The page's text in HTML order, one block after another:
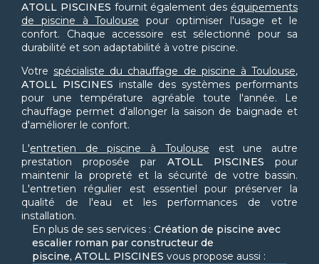
ATOLL PISCINES fournit également des équipements
de piscine à Toulouse pour optimiser l'usage et le
confort. Chaque accessoire est sélectionné pour sa
durabilité et son adaptabilité à votre piscine.
Votre spécialiste du chauffage de piscine à Toulouse,
ATOLL PISCINES installe des systèmes performants
pour une température agréable toute l'année. Le
chauffage permet d'allonger la saison de baignade et
d'améliorer le confort.
L'entretien de piscine à Toulouse est une autre
prestation proposée par ATOLL PISCINES pour
maintenir la propreté et la sécurité de votre bassin.
L'entretien régulier est essentiel pour préserver la
qualité de l'eau et les performances de votre
installation.
En plus de ses services : Création de piscine avec
escalier roman par constructeur de
piscine, ATOLL PISCINES vous propose aussi :